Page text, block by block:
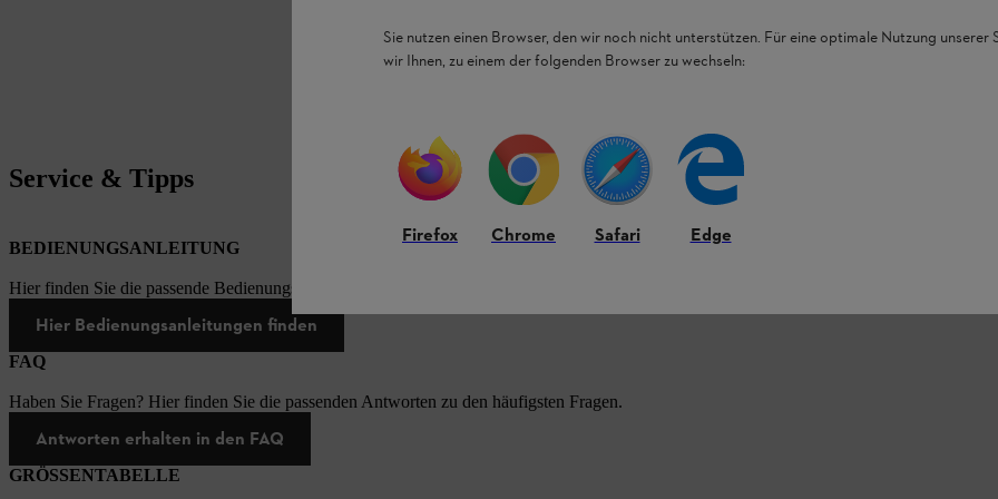
Service & Tipps
BEDIENUNGSANLEITUNG
Hier finden Sie die passende Bedienungsanleitungen zu unseren STIHL Produkten.
Hier Bedienungsanleitungen finden
FAQ
Haben Sie Fragen? Hier finden Sie die passenden Antworten zu den häufigsten Fragen.
Antworten erhalten in den FAQ
GRÖSSENTABELLE
Sie nutzen einen Browser, den wir noch nicht unterstützen. Für eine optimale Nutzung unserer
wir Ihnen, zu einem der folgenden Browser zu wechseln:
Firefox Chrome Safari Edge